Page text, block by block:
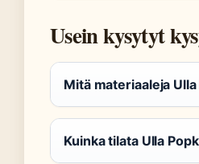
Usein kysytyt
Mitä materiaaleja
Kuinka tilata Ulla